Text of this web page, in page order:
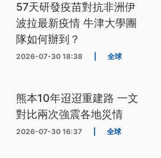
57天研發疫苗對抗非洲伊
波拉最新疫情 牛津大學團
隊如何辦到？
2026-07-30 18:38 全球
熊本10年迢迢重建路 一文
對比兩次強震各地災情
2026-07-30 16:37 全球